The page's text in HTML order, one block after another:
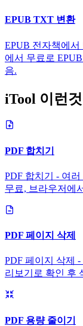
EPUB TXT 변환
EPUB 전자책에
에서 무료로
음.
iTool 이런
PDF 합치기
PDF 합치기 - 여
무료, 브라우저에
PDF 페이지 삭제
PDF 페이지 삭제
리보기로 확인 후
PDF 용량 줄이기